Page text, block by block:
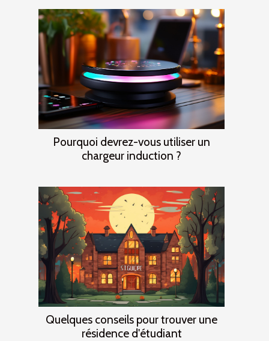
Pourquoi devrez-vous utiliser un
chargeur induction ?
Quelques conseils pour trouver une
résidence d'étudiant